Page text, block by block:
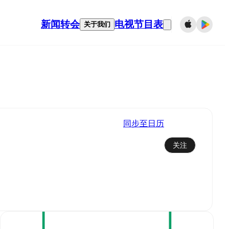
新闻转会 关于我们 电视节目表
同步至日历
关注